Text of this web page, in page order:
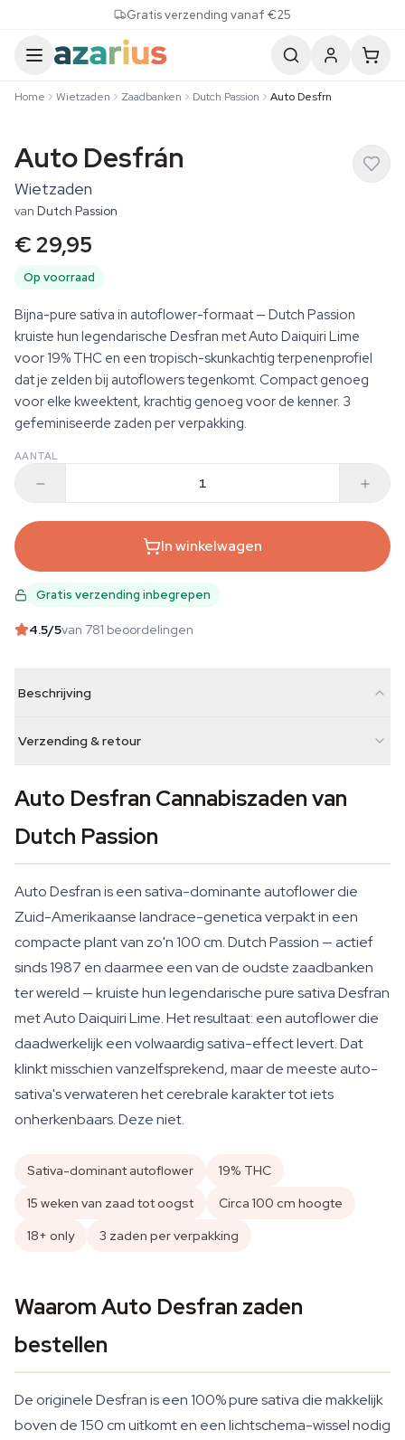
Gratis verzending vanaf €25
Home Wietzaden Zaadbanken Dutch Passion Auto Desfrn
Auto Desfrán
Wietzaden
van Dutch Passion
€ 29,95
Op voorraad
Bijna-pure sativa in autoflower-formaat — Dutch Passion
kruiste hun legendarische Desfran met Auto Daiquiri Lime
voor 19% THC en een tropisch-skunkachtig terpenenprofiel
dat je zelden bij autoflowers tegenkomt. Compact genoeg
voor elke kweektent, krachtig genoeg voor de kenner. 3
gefeminiseerde zaden per verpakking.
AANTAL
In winkelwagen
Gratis verzending inbegrepen
4.5/5van 781 beoordelingen
Beschrijving
Verzending & retour
Auto Desfran Cannabiszaden van
Dutch Passion
Auto Desfran is een sativa-dominante autoflower die
Zuid-Amerikaanse landrace-genetica verpakt in een
compacte plant van zo'n 100 cm. Dutch Passion — actief
sinds 1987 en daarmee een van de oudste zaadbanken
ter wereld — kruiste hun legendarische pure sativa Desfran
met Auto Daiquiri Lime. Het resultaat: een autoflower die
daadwerkelijk een volwaardig sativa-effect levert. Dat
klinkt misschien vanzelfsprekend, maar de meeste auto-
sativa's verwateren het cerebrale karakter tot iets
onherkenbaars. Deze niet.
Sativa-dominant autoflower
19% THC
15 weken van zaad tot oogst
Circa 100 cm hoogte
18+ only
3 zaden per verpakking
Waarom Auto Desfran zaden
bestellen
De originele Desfran is een 100% pure sativa die makkelijk
boven de 150 cm uitkomt en een lichtschema-wissel nodig